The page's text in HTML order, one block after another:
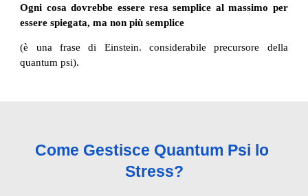
Ogni cosa dovrebbe essere resa semplice al massimo per
essere spiegata, ma non più semplice
(è una frase di Einstein. considerabile precursore della
quantum psi).
Come Gestisce Quantum Psi lo
Stress?